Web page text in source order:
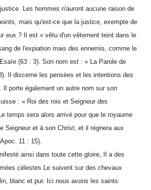
Les hommes n'auront aucune raison de
mais qu'est-ce que la justice, exempte de
eux ? Il est « vêtu d'un vêtement teint dans le
de l'expiation mais des ennemis, comme le
(63 : 3). Son nom est : « La Parole de
Il discerne les pensées et les intentions des
Il porte également un autre nom sur son
: « Roi des rois et Seigneur des
temps sera alors arrivé pour que le royaume
Seigneur et à son Christ; et il régnera aux
11 : 15).
ainsi dans toute cette gloire, Il a des
célestes Le suivent sur des chevaux
blanc et pur. Ici nous avons les saints